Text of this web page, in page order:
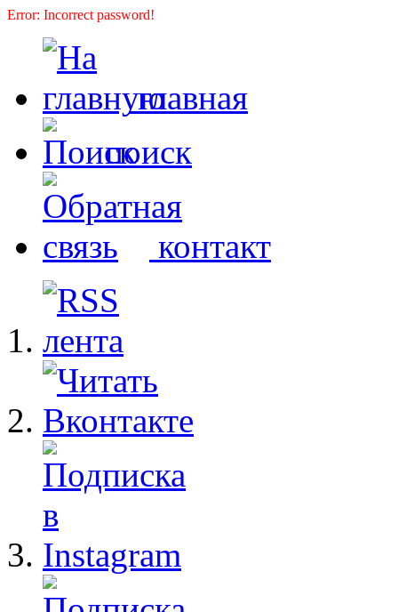
Error: Incorrect password!
главная
поиск
контакт